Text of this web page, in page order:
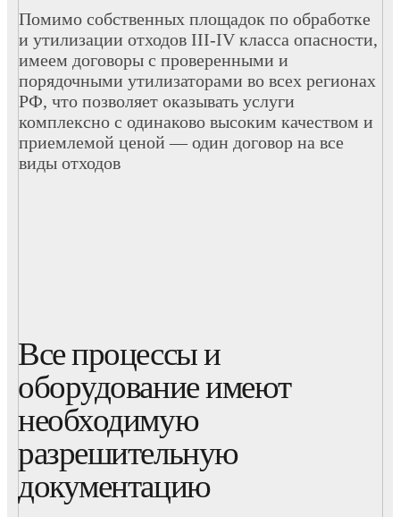
Помимо собственных площадок по обработке
и утилизации отходов III-IV класса опасности,
имеем договоры с проверенными и
порядочными утилизаторами во всех регионах
РФ, что позволяет оказывать услуги
комплексно с одинаково высоким качеством и
приемлемой ценой — один договор на все
виды отходов
Все процессы и
оборудование имеют
необходимую
разрешительную
документацию